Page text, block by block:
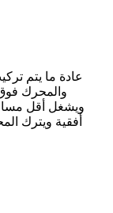
عادة ما يتم
والمحرك
أفقية ويترك